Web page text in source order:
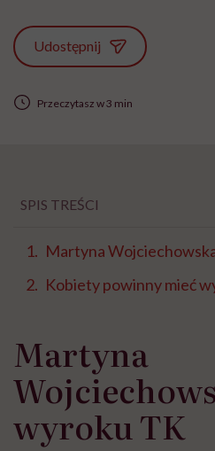
Udostępnij
Przeczytasz w 3 min
SPIS TREŚCI
Martyna
Kobiety powinny mieć
Martyna
wyroku TK